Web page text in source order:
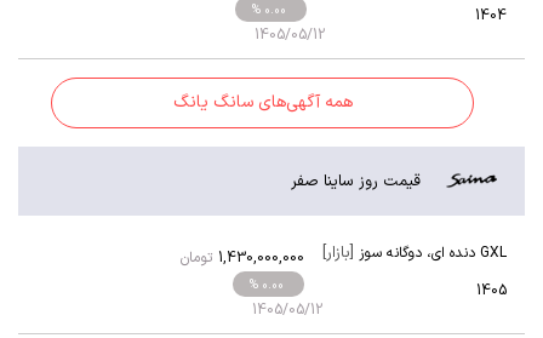
1404
1405/05/12
% 0.00
همه آگهی‌های سانگ یانگ
قیمت روز ساینا صفر
GXL دنده ای ، دوگانه سوز [بازار]
1405
1405/05/12
% 0.00
تومان 1,430,000,000